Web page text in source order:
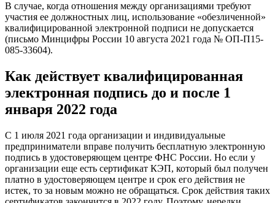
В случае, когда отношения между организациями требуют
участия ее должностных лиц, использование «обезличенной»
квалифицированной электронной подписи не допускается
(письмо Минцифры России 10 августа 2021 года № ОП-П15-
085-33604).
Как действует квалифицированная
электронная подпись до и после 1
января 2022 года
С 1 июля 2021 года организации и индивидуальные
предприниматели вправе получить бесплатную электронную
подпись в удостоверяющем центре ФНС России. Но если у
организации еще есть сертификат КЭП, который был получен
платно в удостоверяющем центре и срок его действия не
истек, то за новым можно не обращаться. Срок действия таких